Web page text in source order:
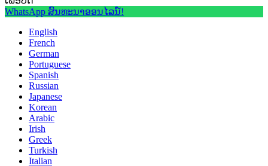
WhatsApp ສົນທະນາອອນໄລນ໌!
English
French
German
Portuguese
Spanish
Russian
Japanese
Korean
Arabic
Irish
Greek
Turkish
Italian